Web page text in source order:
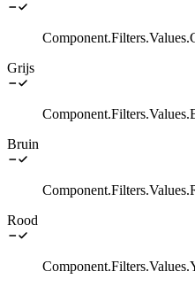
Grijs
Bruin
Rood